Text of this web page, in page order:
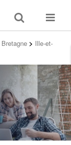
Toggle
search
Toggle
Bretagne > Ille-et-